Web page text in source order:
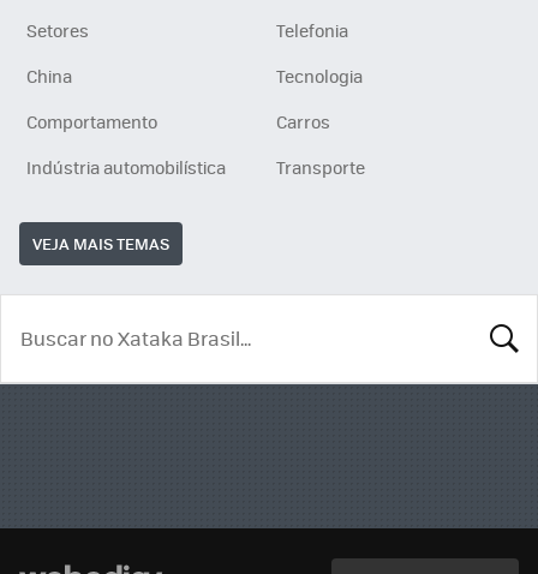
Setores
Telefonia
China
Tecnologia
Comportamento
Carros
Indústria automobilística
Transporte
VEJA MAIS TEMAS